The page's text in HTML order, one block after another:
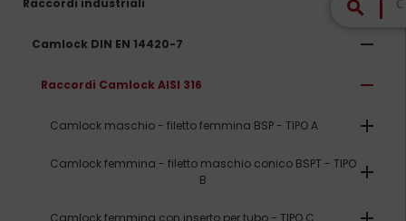
search
Raccordi industriali
Camlock DIN EN 14420-7 remove
Raccordi Camlock AISI 316 remove
Camlock maschio - filetto femmina BSP - TIPO A add
Camlock femmina - filetto maschio conico BSPT - TIPO
B
add
Camlock femmina con inserto per tubo - TIPO C